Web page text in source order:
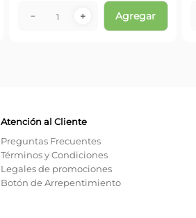
＋
－ Agregar
Atención al Cliente
Preguntas Frecuentes
Términos y Condiciones
Legales de promociones
Botón de Arrepentimiento